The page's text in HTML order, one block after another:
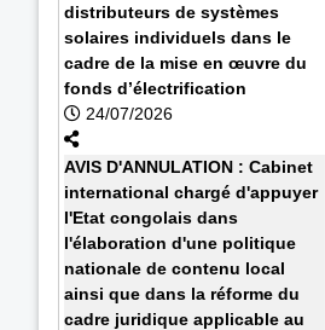
distributeurs de systèmes
solaires individuels dans le
cadre de la mise en œuvre du
fonds d’électrification
24/07/2026
AVIS D'ANNULATION : Cabinet
international chargé d'appuyer
l'Etat congolais dans
l'élaboration d'une politique
nationale de contenu local
ainsi que dans la réforme du
cadre juridique applicable au